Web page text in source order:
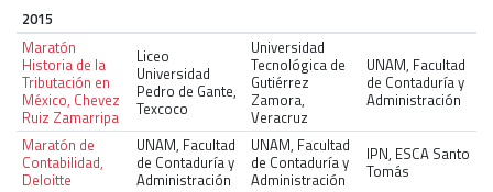
2015
Maratón
Historia de la
Tributación en
México, Chevez
Ruiz Zamarripa
Liceo
Universidad
Pedro de Gante,
Texcoco
Universidad
Tecnológica de
Gutiérrez
Zamora,
Veracruz
UNAM, Facultad
de Contaduría y
Administración
Maratón de
Contabilidad,
Deloitte
UNAM, Facultad
de Contaduría y
Administración
UNAM, Facultad
de Contaduría y
Administración
IPN, ESCA Santo
Tomás